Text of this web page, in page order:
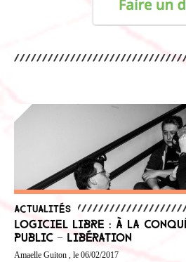
Actualités
Logiciel libre : à la
public – Libération
Amaelle Guiton , le 06/02/2017